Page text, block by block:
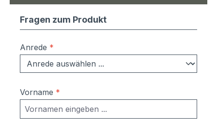
Fragen zum Produkt
Anrede *
Vorname *